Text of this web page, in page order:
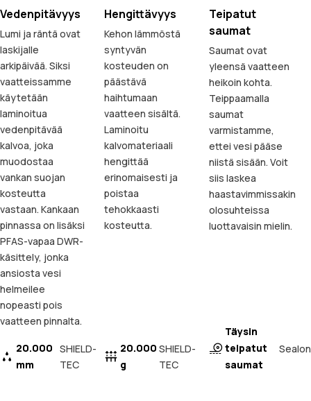
Vedenpitävyys
Lumi ja räntä ovat
laskijalle
arkipäivää. Siksi
vaatteissamme
käytetään
laminoitua
vedenpitävää
kalvoa, joka
muodostaa
vankan suojan
kosteutta
vastaan. Kankaan
pinnassa on lisäksi
PFAS-vapaa DWR-
käsittely, jonka
ansiosta vesi
helmeilee
nopeasti pois
vaatteen pinnalta.
20.000
mm
SHIELD-
TEC
Hengittävyys
Kehon lämmöstä
syntyvän
kosteuden on
päästävä
haihtumaan
vaatteen sisältä.
Laminoitu
kalvomateriaali
hengittää
erinomaisesti ja
poistaa
tehokkaasti
kosteutta.
20.000
g
SHIELD-
TEC
Teipatut
saumat
Saumat ovat
yleensä vaatteen
heikoin kohta.
Teippaamalla
saumat
varmistamme,
ettei vesi pääse
niistä sisään. Voit
siis laskea
haastavimmissakin
olosuhteissa
luottavaisin mielin.
Täysin
teipatut
saumat
Sealon